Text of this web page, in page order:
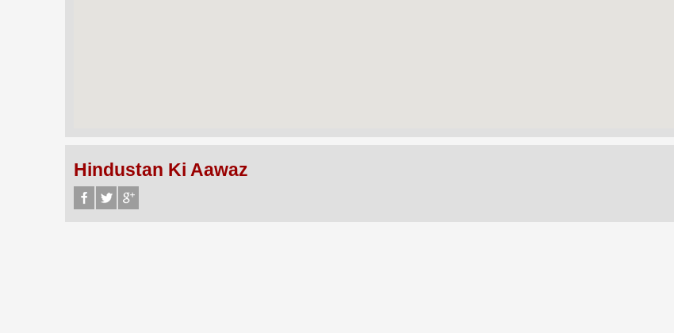
Hindustan Ki Aawaz